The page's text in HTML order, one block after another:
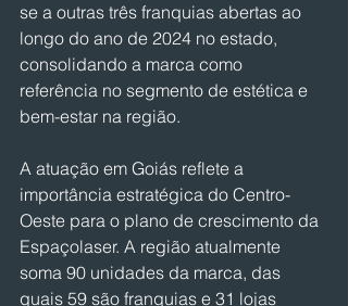
se a outras três franquias abertas ao
longo do ano de 2024 no estado,
consolidando a marca como
referência no segmento de estética e
bem-estar na região.
A atuação em Goiás reflete a
importância estratégica do Centro-
Oeste para o plano de crescimento da
Espaçolaser. A região atualmente
soma 90 unidades da marca, das
quais 59 são franquias e 31 lojas